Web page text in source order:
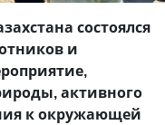
состоялся
и
активного
к окружающей